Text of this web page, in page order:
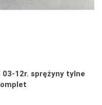
12r. sprężyny tylne